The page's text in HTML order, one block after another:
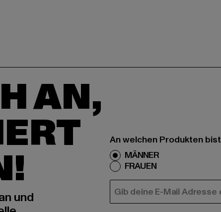
AN,
und
An welchen Produkten
MÄNNER
FRAUEN
E-MAIL